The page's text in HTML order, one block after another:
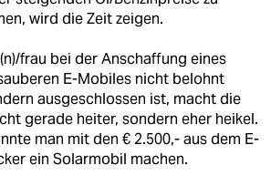
wird die Zeit zeigen.
frau bei der Anschaffung eines
E-Mobiles nicht belohnt
ausgeschlossen ist, macht die
gerade heiter, sondern eher heikel.
man mit den € 2.500,- aus dem E-
ein Solarmobil machen.